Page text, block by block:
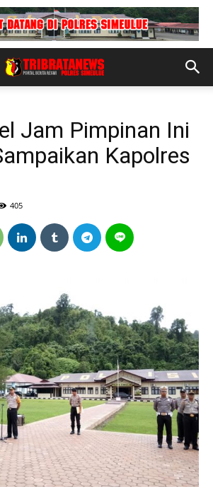
Jam Pimpinan Ini
Kapolres
405